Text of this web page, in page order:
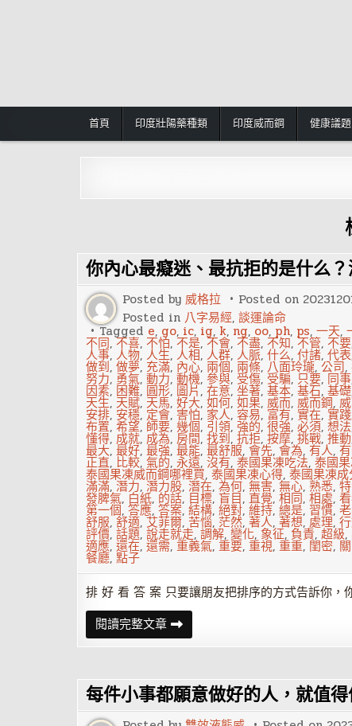
首頁 印度壯陽藥種類 印度威而鋼 健康議題
你內心最癡迷、最抗拒的是什么？
Posted by 威格拉 Posted on
Posted in 八字易經, 談運論命
Tagged e, go, ic, ig, k, ng, oo, ph, ps, 一天,
不同,不喜, 不怕, 不是, 不會, 不盡, 不知, 不管, 不要
人事, 人物, 人生, 人相, 人群, 人脈, 什么, 付諸, 代表
做到, 做夢, 充滿, 內心, 兩個, 兩條, 八面玲瓏,公司,
努力, 勇氣, 動力, 動機, 參與, 受傷, 受騙, 只要, 同事
因素, 困難, 圓形, 圖片, 在意, 坐著, 基本, 基石, 基礎
天生, 天賦, 天馬, 好大, 如何, 如果, 威而, 威而鋼,
安排, 安穩, 定會, 害怕, 家人, 容易, 富有, 實在,實踐
布置, 希望, 師要, 幾個, 引領, 強的, 很強, 必須, 想法
懂得, 成就, 成為, 房間, 找到, 抗拒, 按摩, 挑戰, 推動
最大, 最好, 最強, 最能, 最舒服,會先,會為,有人,
正直, 比較, 氣的, 永遠, 沒有,泰國果凍吃法,泰國
泰國果凍威而鋼哪裡買,泰國果凍心得, 泰國果凍
滿滿,潛力,潛力股, 潛在,為何, 無害,無心, 熟悉,
發脾氣,白紙,的話, 目標, 盲目, 直覺, 相同, 相處,
第一個, 答應, 答案, 結構, 絕對, 維持, 總是, 習慣,
舒服,舒適,艾菲爾, 苦惱, 茫然, 著人, 著想, 處理,
評價, 話題, 說走就走,調解, 變化,象征,負責,超級,
適應, 還在, 還需,重義氣,重要,重視,重重, 閨密,
餐廳, 點子
排 好 看 答 案 只要讓朋友把排序的方式告訴你，
閱讀完整文章你
內
心
迷、
最
抗
拒
每件小事都願意做好的人，就值